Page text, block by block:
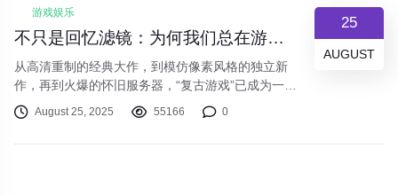
25
AUGUST
游戏娱乐
不只是回忆滤镜：为何我们总在游戏里“重温旧梦”？
从高清重制的经典大作，到模仿像素风格的独立新
作，再到火爆的怀旧服务器，“复古游戏”已成为一股
不可忽视的潮流。这仅仅是我们对过去时光的简单怀
念，还是其背后隐藏着更深层的心理需求与文化逻
August 25, 2025 55166 0